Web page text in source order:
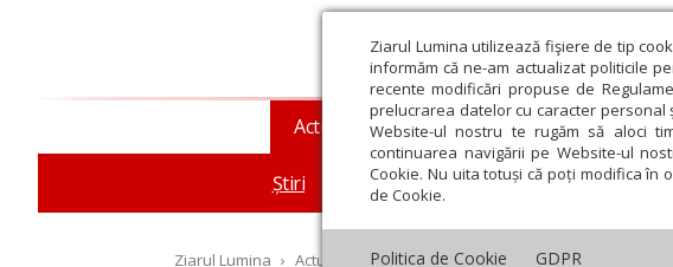
Ziarul Lumina utilizează fişiere de tip
informăm că ne-am actualizat politicile
recente modificări propuse de
prelucrarea datelor cu caracter
Website-ul nostru te rugăm să aloci
continuarea navigării pe Website-ul
Cookie. Nu uita totuși că poți modifica în
de Cookie.
Politica de Cookie GDPR
Actualitate religioasă
Știri Mesaje și cuvântări An omagial
Teologie și
Ziarul Lumina › Actualitate religioasă › Știri › 1.025 de ani de la